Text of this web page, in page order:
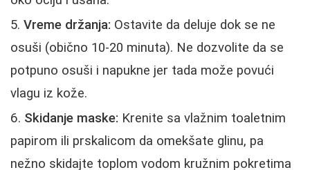
Vreme držanja: Ostavite da deluje dok se ne
osuši (obično 10-20 minuta). Ne dozvolite da se
potpuno osuši i napukne jer tada može povući
vlagu iz kože.
Skidanje maske: Krenite sa vlažnim toaletnim
papirom ili prskalicom da omekšate glinu, pa
nežno skidajte toplom vodom kružnim pokretima